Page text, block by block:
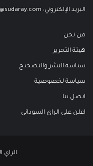
البريد الإلكتروني:
من نحن
هيئة التحرير
سياسة النشر والتصحيح
سياسة لخصوصية
اتصل بنا
اعلن على الراي السوداني
الراي